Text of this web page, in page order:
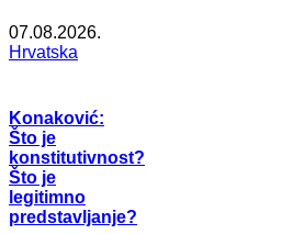
07.08.2026.
Hrvatska
Konaković:
Što je
konstitutivnost?
Što je
legitimno
predstavljanje?